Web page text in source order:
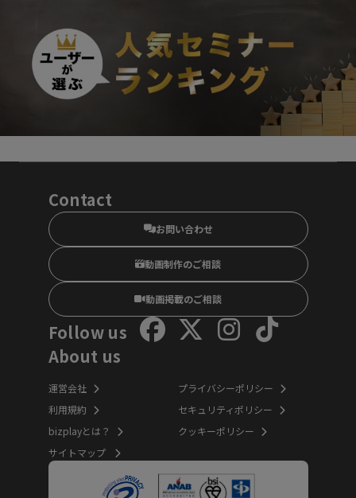
Contact
お問い合わせ
動画制作のご相談
動画掲載のご相談
Follow us
About us
運営会社
利用規約
bizplayとは？
サイトマップ
プライバシーポリシー
セキュリティポリシー
クッキーポリシー